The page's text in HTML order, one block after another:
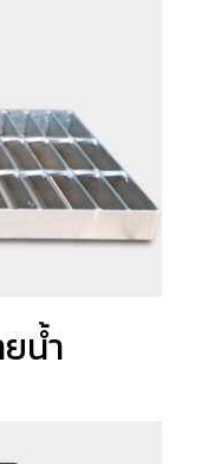
น้ำ